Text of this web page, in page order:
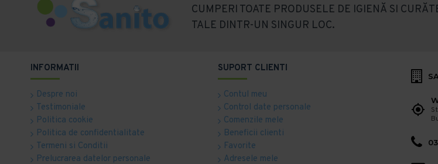
CUMPERI TOATE PRODUSELE DE IGIENĂ SI
TALE DINTR-UN SINGUR LOC.
INFORMATII
Despre noi
Testimoniale
Politica cookie
Politica de confidentialitate
Termeni si Conditii
Prelucrarea datelor personale
SUPORT CLIENTI
Contul meu
Control date personale
Comenzile mele
Beneficii clienti
Favorite
Adresele mele